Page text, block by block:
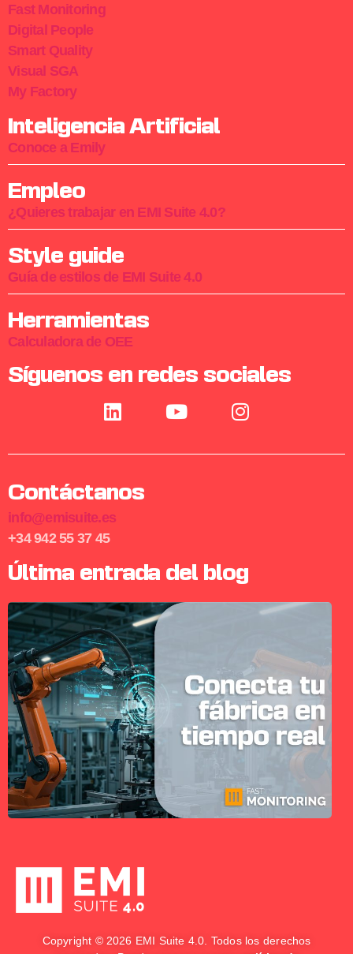
Fast Monitoring
Digital People
Smart Quality
Visual SGA
My Factory
Inteligencia Artificial
Conoce a Emily
Empleo
¿Quieres trabajar en EMI Suite 4.0?
Style guide
Guía de estilos de EMI Suite 4.0
Herramientas
Calculadora de OEE
Síguenos en redes sociales
Contáctanos
info@emisuite.es
+34 942 55 37 45
Última entrada del blog
Copyright © 2026 EMI Suite 4.0. Todos los derechos